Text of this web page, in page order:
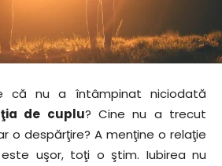
că nu a întâmpinat niciodată
de cuplu? Cine nu a trecut
o despărţire? A menţine o relaţie
uşor, toţi o ştim. Iubirea nu